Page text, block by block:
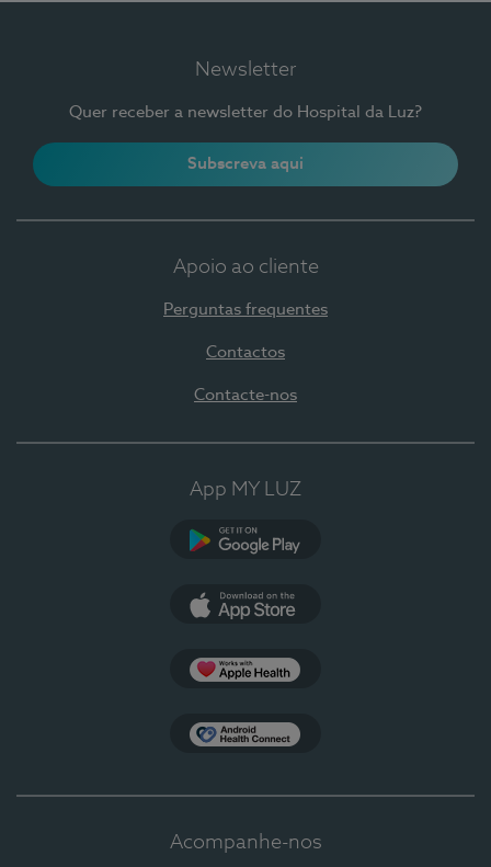
Newsletter
Quer receber a newsletter do Hospital da Luz?
Subscreva aqui
Apoio ao cliente
Perguntas frequentes
Contactos
Contacte-nos
App MY LUZ
Acompanhe-nos